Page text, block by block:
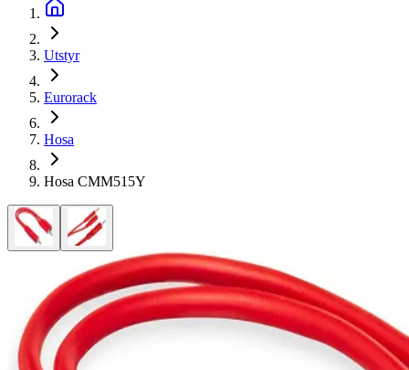
Utstyr
Eurorack
Hosa
Hosa CMM515Y